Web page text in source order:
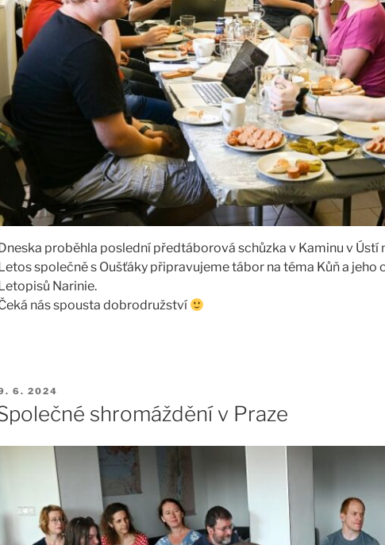
proběhla poslední předtáborová schůzka v Kaminu v Ústí
společně s Oušťáky připravujeme tábor na téma Kůň a jeho
Narinie.
nás spousta dobrodružství
6. 2024
shromáždění v Praze